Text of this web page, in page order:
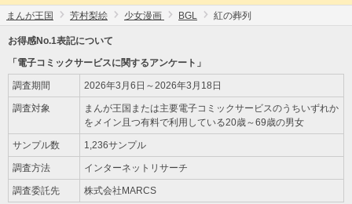
まんが王国 芳村梨絵 少女漫画 BGL 紅の葬列
お得感No.1表記について
「電子コミックサービスに関するアンケート」
調査期間 2026年3月6日～2026年3月18日
調査対象
まんが王国または主要電子コミックサービスのうちいずれか
をメイン且つ有料で利用している20歳～69歳の男女
サンプル数 1,236サンプル
調査方法 インターネットリサーチ
調査委託先 株式会社MARCS